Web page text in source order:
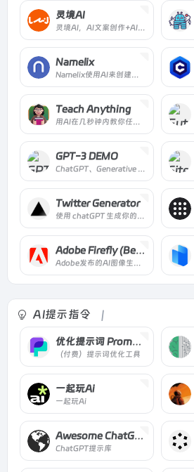
灵境AI
灵境AI，AI文案创作+AI智能对话。
Namelix
Namelix使用AI来创建一个简短的、有品牌的企业名称。搜索域名的可用性，并立即为你的新业务生成一个标志。
Teach Anything
用AI在几秒钟内教你任何东西。
GPT-3 DEMO
ChatGPT、Generative AI 和 GPT-3应用程序和用例。
Twitter Generator
使用 chatGPT 生成你的下一个 Twitter 简介
Adobe Firefly (Beta)
Adobe发布的AI图像生成工具
AI提示指令
优化提示词 PromptPerfect
（付费）提示词优化工具
一起玩Ai
一起玩Ai
Awesome ChatGPT Prompts
ChatGPT提示库